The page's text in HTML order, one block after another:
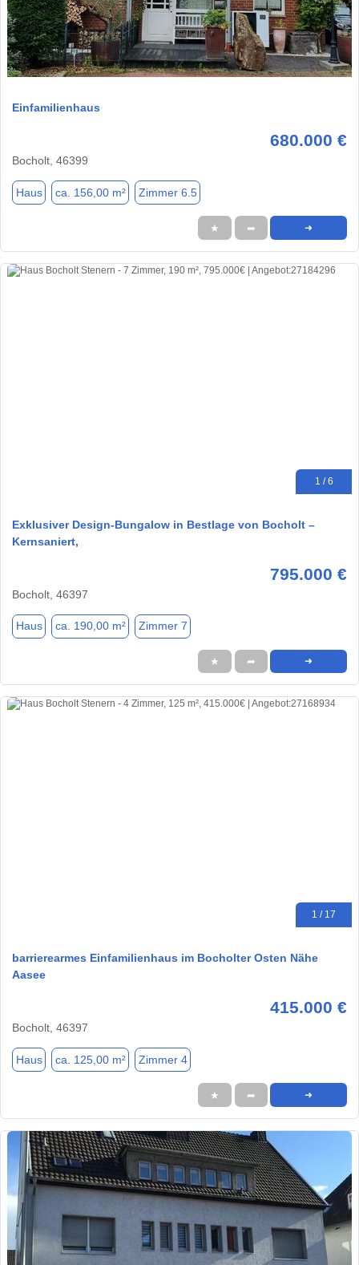
1 / 20
Einfamilienhaus
680.000 €
Bocholt, 46399
Haus ca. 156,00 m² Zimmer 6.5
★ ➦ ➜
1 / 6
Exklusiver Design-Bungalow in Bestlage von Bocholt –
Kernsaniert,
795.000 €
Bocholt, 46397
Haus ca. 190,00 m² Zimmer 7
★ ➦ ➜
1 / 17
barrierearmes Einfamilienhaus im Bocholter Osten Nähe
Aasee
415.000 €
Bocholt, 46397
Haus ca. 125,00 m² Zimmer 4
★ ➦ ➜